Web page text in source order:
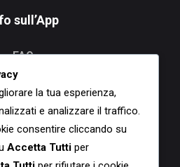
sull’App
FAQ
Download
la tua esperienza,
e analizzare il traffico.
consentire cliccando su
Accetta Tutti per